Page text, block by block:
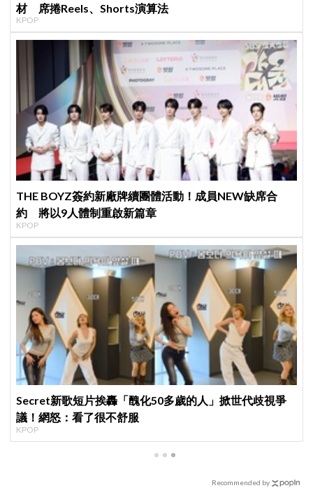
材 席捲Reels、Shorts演算法
KPOP
THE BOYZ簽約新廠牌續團體活動！成員NEW缺席合
約 將以9人體制重啟新篇章
KPOP
Secret新歌短片挨轟「醜化50多歲的人」掀世代歧視爭
議！網怒：看了很不舒服
KPOP
Recommended by